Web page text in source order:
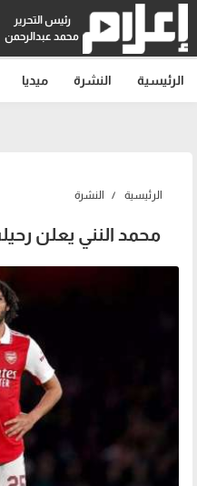
رئيس التحرير
محمد عبدالرحمن
الرئيسية النشرة ميديا
الرئيسية النشرة
محمد النني يعلن